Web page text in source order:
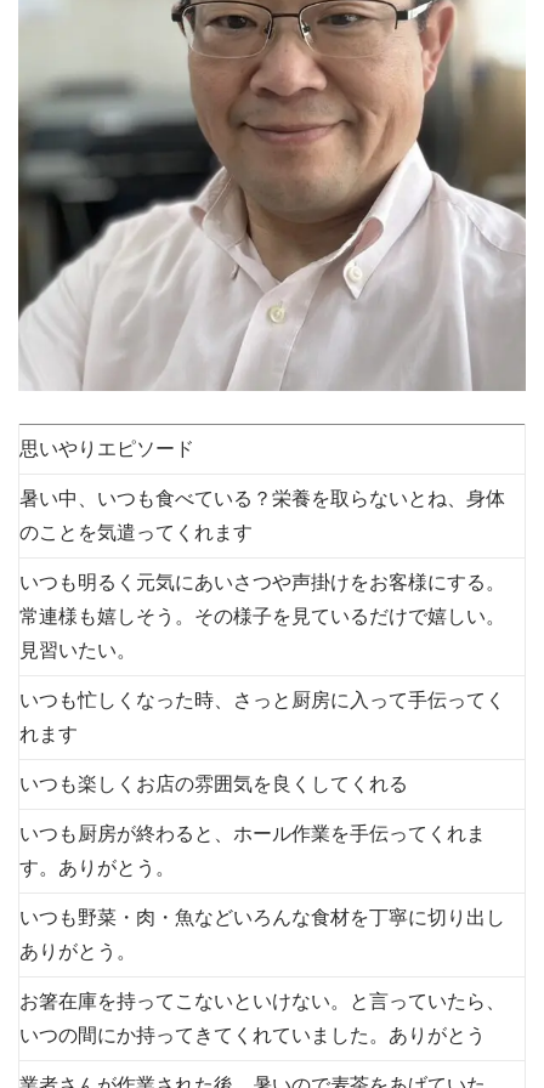
思いやりエピソード
暑い中、いつも食べている？栄養を取らないとね、身体
のことを気遣ってくれます
いつも明るく元気にあいさつや声掛けをお客様にする。
常連様も嬉しそう。その様子を見ているだけで嬉しい。
見習いたい。
いつも忙しくなった時、さっと厨房に入って手伝ってく
れます
いつも楽しくお店の雰囲気を良くしてくれる
いつも厨房が終わると、ホール作業を手伝ってくれま
す。ありがとう。
いつも野菜・肉・魚などいろんな食材を丁寧に切り出し
ありがとう。
お箸在庫を持ってこないといけない。と言っていたら、
いつの間にか持ってきてくれていました。ありがとう